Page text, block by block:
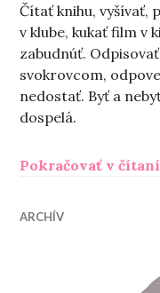
Čítať knihu, vyšívať,
v klube, kukať film v
zabudnúť.
svokrovcom,
nedostať. Byť a
dospelá.
Pokračovať v
ARCHÍV